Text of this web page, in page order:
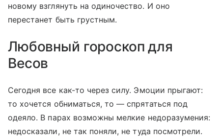
новому взглянуть на одиночество. И оно
перестанет быть грустным.
Любовный гороскоп для
Весов
Сегодня все как-то через силу. Эмоции прыгают:
то хочется обниматься, то — спрятаться под
одеяло. В парах возможны мелкие недоразумения:
недосказали, не так поняли, не туда посмотрели.